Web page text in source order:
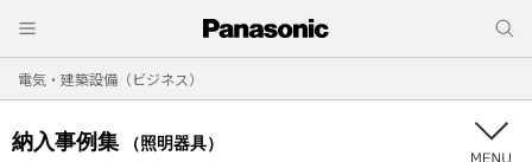
電気・建築設備（ビジネス）
納入事例集 （照明器具）